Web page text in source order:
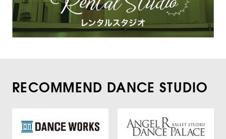
RECOMMEND DANCE STUDIO